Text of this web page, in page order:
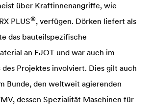
über Kraftinnenangriffe, wie
PLUS®, verfügen. Dörken liefert als
das bauteilspezifische
an EJOT und war auch im
des Projektes involviert. Dies gilt auch
Bunde, den weltweit agierenden
dessen Spezialität Maschinen für